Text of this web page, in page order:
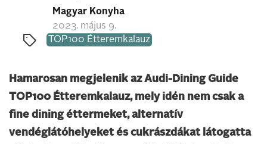
Magyar Konyha
2023. május 9.
TOP100 Étteremkalauz
Hamarosan megjelenik az Audi-Dining Guide
TOP100 Étteremkalauz, mely idén nem csak a
fine dining éttermeket, alternatív
vendéglátóhelyeket és cukrászdákat látogatta